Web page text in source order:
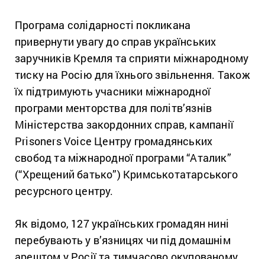
Програма солідарності покликана
привернути увагу до справ українських
заручників Кремля та сприяти міжнародному
тиску на Росію для їхнього звільнення. Також
їх підтримують учасники міжнародної
програми менторства для політв’язнів
Міністерства закордонних справ, кампанії
Prisoners Voice Центру громадянських
свобод та міжнародної програми “Аталик”
(“Хрещений батько”) Кримськотатарського
ресурсного центру.
Як відомо, 127 українських громадян нині
перебувають у в’язницях чи під домашнім